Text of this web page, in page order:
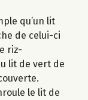
qu’un lit
de celui-ci
riz-
lit de vert de
le lit de